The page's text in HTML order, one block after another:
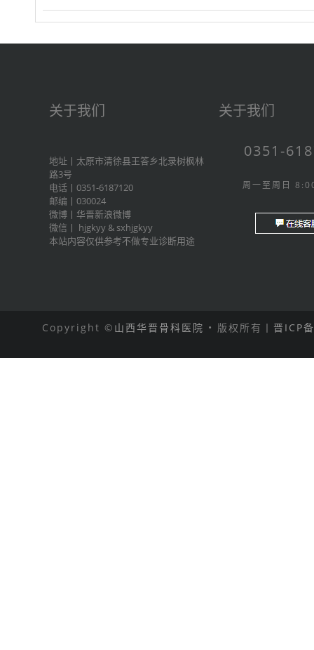
关于我们
地址丨太原市清徐县王答乡北录树枫林
路3号
电话丨0351-6187120
邮编丨030024
微博丨 华晋新浪微博
微信丨 hjgkyy & sxhjgkyy
本站内容仅供参考不做专业诊断用途
关于我们
0351-
周一至周日
Copyright © 山西华晋骨科医院 • 版权所有丨 晋ICP